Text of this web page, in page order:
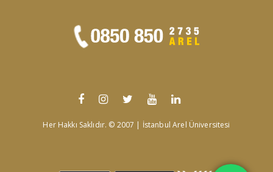
Her Hakkı Saklıdır. © 2007 | İstanbul Arel Üniversitesi